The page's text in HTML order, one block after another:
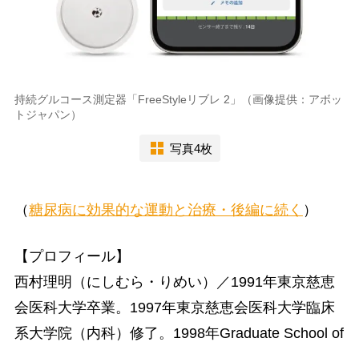
持続グルコース測定器「FreeStyleリブレ 2」（画像提供：アボッ
トジャパン）
写真4枚
（糖尿病に効果的な運動と治療・後編に続く ）
【プロフィール】
西村理明（にしむら・りめい）／1991年東京慈恵
会医科大学卒業。1997年東京慈恵会医科大学臨床
系大学院（内科）修了。1998年Graduate School of